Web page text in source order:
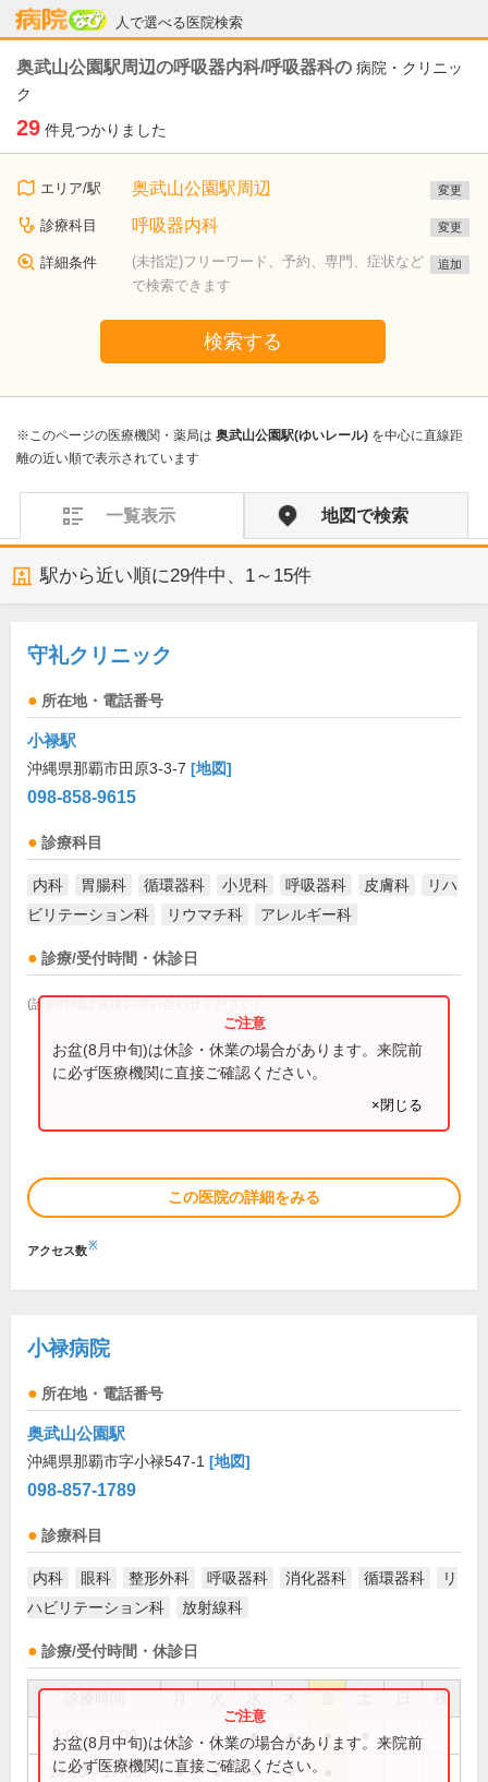
人で選べる医院検索
病院なび
奥武山公園駅周辺の呼吸器内科/呼吸器科の 病院・クリニッ
ク
29 件見つかりました
エリア/駅 奥武山公園駅周辺 変更
診療科目 呼吸器内科 変更
詳細条件
(未指定)フリーワード、予約、専門、症状など
で検索できます
追加
検索する
※このページの医療機関・薬局は 奥武山公園駅(ゆいレール) を中心に直線距
離の近い順で表示されています
一覧表示 地図で検索
駅から近い順に29件中、 1～15件
守礼クリニック
所在地・電話番号
小禄駅
沖縄県那覇市田原3-3-7 [地図]
098-858-9615
診療科目
内科 胃腸科 循環器科 小児科 呼吸器科 皮膚科
リハ
ビリテーション科
リウマチ科 アレルギー科
診療/受付時間・休診日
(診療時間は直接お問い合わせください)
お盆(8月中旬)は休診・休業の場合があります。来院前
に必ず医療機関に直接ご確認ください。
×閉じる
この医院の詳細をみる
アクセス数※
小禄病院
所在地・電話番号
奥武山公園駅
沖縄県那覇市字小禄547-1 [地図]
098-857-1789
診療科目
内科 眼科 整形外科 呼吸器科 消化器科 循環器科
リ
ハビリテーション科
放射線科
診療/受付時間・休診日
祝
9:00～12:00 ● ● ● ● ●
14:00～17:00 ● ● ● ●
お盆(8月中旬)は休診・休業の場合があります。来院前
に必ず医療機関に直接ご確認ください。